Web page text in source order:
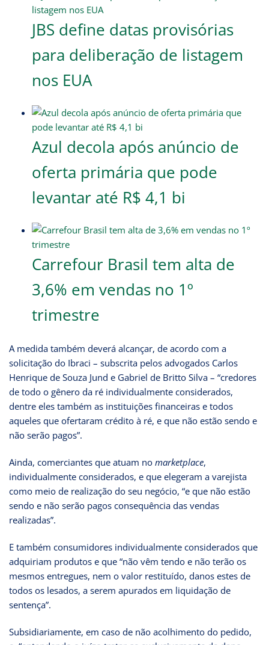
JBS define datas provisórias
para deliberação de listagem
nos EUA
Azul decola após anúncio de
oferta primária que pode
levantar até R$ 4,1 bi
Carrefour Brasil tem alta de
3,6% em vendas no 1º
trimestre
A medida também deverá alcançar, de acordo com a
solicitação do Ibraci – subscrita pelos advogados Carlos
Henrique de Souza Jund e Gabriel de Britto Silva – “credores
de todo o gênero da ré individualmente considerados,
dentre eles também as instituições financeiras e todos
aqueles que ofertaram crédito à ré, e que não estão sendo e
não serão pagos”.
Ainda, comerciantes que atuam no marketplace,
individualmente considerados, e que elegeram a varejista
como meio de realização do seu negócio, “e que não estão
sendo e não serão pagos consequência das vendas
realizadas”.
E também consumidores individualmente considerados que
adquiriam produtos e que “não vêm tendo e não terão os
mesmos entregues, nem o valor restituído, danos estes de
todos os lesados, a serem apurados em liquidação de
sentença”.
Subsidiariamente, em caso de não acolhimento do pedido,